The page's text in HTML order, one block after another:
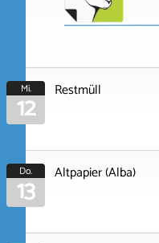
Mi.
12 Restmüll
Do.
13 Altpapier (Alba)